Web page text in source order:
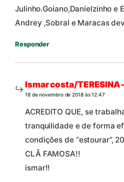
Julinho.Goiano,Danielzinho e
Andrey ,Sobral e Maracas
Responder
Ismar costa/
18 de novembro de 2018 às 12:47
ACREDITO QUE, se
tranquilidade e de forma
condições de “estourar”,
CLÃ FAMOSA!!
ismar!!